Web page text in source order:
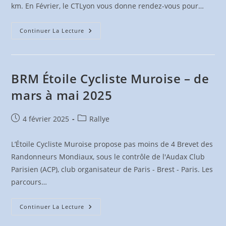
km. En Février, le CTLyon vous donne rendez-vous pour…
Continuer La Lecture Randonnées
BRM Étoile Cycliste Muroise – de
mars à mai 2025
Publication
4 février 2025
PostRallye
L’Étoile Cycliste Muroise propose pas moins de 4 Brevet des
Randonneurs Mondiaux, sous le contrôle de l'Audax Club
Parisien (ACP), club organisateur de Paris - Brest - Paris. Les
parcours…
Continuer La Lecture BRM